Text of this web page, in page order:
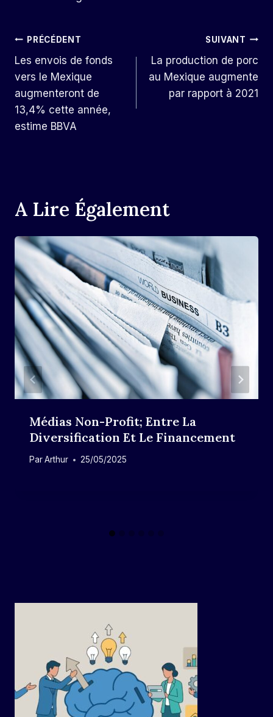
Navigation
De
L’article
PRÉCÉDENT
Les envois de fonds
vers le Mexique
augmenteront de
13,4% cette année,
estime BBVA
SUIVANT
La production de porc
au Mexique augmente
par rapport à 2021
A Lire Également
Médias Non-Profit; Entre La
Diversification Et Le Financement
ParArthur 25/05/2025